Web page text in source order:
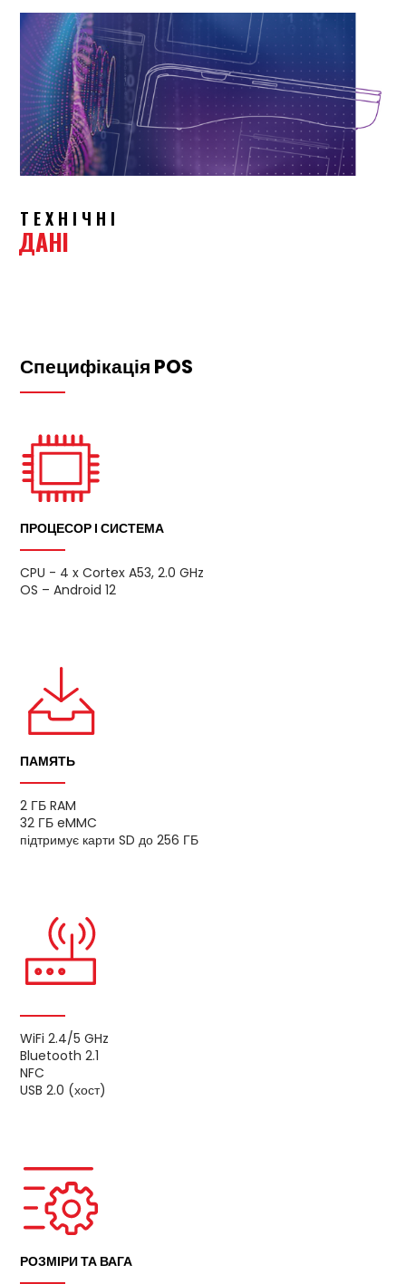
ТЕХНІЧНІ
ДАНІ
Специфікація POS
ПРОЦЕСОР І СИСТЕМА
CPU - 4 x Cortex A53, 2.0 GHz
OS – Android 12
ПАМЯТЬ
2 ГБ RAM
32 ГБ eMMC
підтримує карти SD до 256 ГБ
WiFi 2.4/5 GHz
Bluetooth 2.1
NFC
USB 2.0 (хост)
РОЗМІРИ ТА ВАГА